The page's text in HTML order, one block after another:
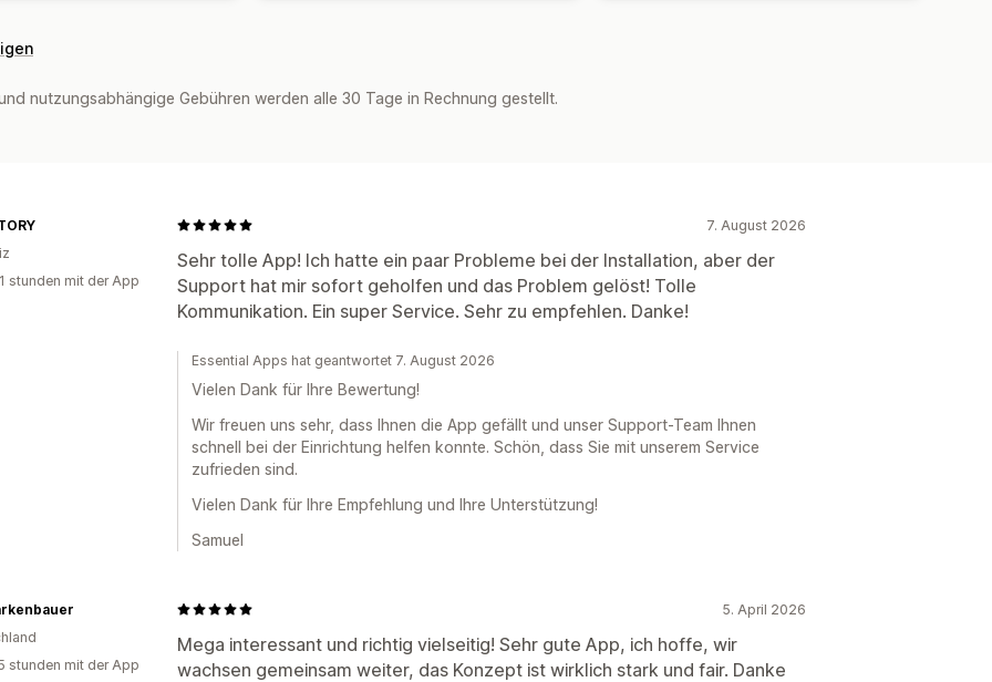
nutzungsabhängige Gebühren werden alle 30 Tage in Rechnung gestellt.
7. August 2026
Sehr tolle App! Ich hatte ein paar Probleme bei der Installation, aber der
Support hat mir sofort geholfen und das Problem gelöst! Tolle
Kommunikation. Ein super Service. Sehr zu empfehlen. Danke!
stunden mit der App
Essential Apps hat geantwortet 7. August 2026
Vielen Dank für Ihre Bewertung!
Wir freuen uns sehr, dass Ihnen die App gefällt und unser Support-Team Ihnen
schnell bei der Einrichtung helfen konnte. Schön, dass Sie mit unserem Service
zufrieden sind.
Vielen Dank für Ihre Empfehlung und Ihre Unterstützung!
Samuel
5. April 2026
Mega interessant und richtig vielseitig! Sehr gute App, ich hoffe, wir
wachsen gemeinsam weiter, das Konzept ist wirklich stark und fair. Danke
stunden mit der App